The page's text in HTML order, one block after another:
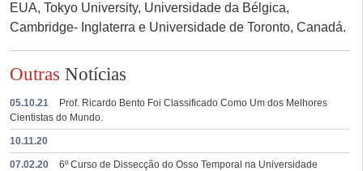
EUA, Tokyo University, Universidade da Bélgica,
Cambridge- Inglaterra e Universidade de Toronto, Canadá.
Outras Notícias
05.10.21
Prof. Ricardo Bento Foi Classificado Como Um dos Melhores
Cientistas do Mundo.
10.11.20
07.02.20
6º Curso de Dissecção do Osso Temporal na Universidade